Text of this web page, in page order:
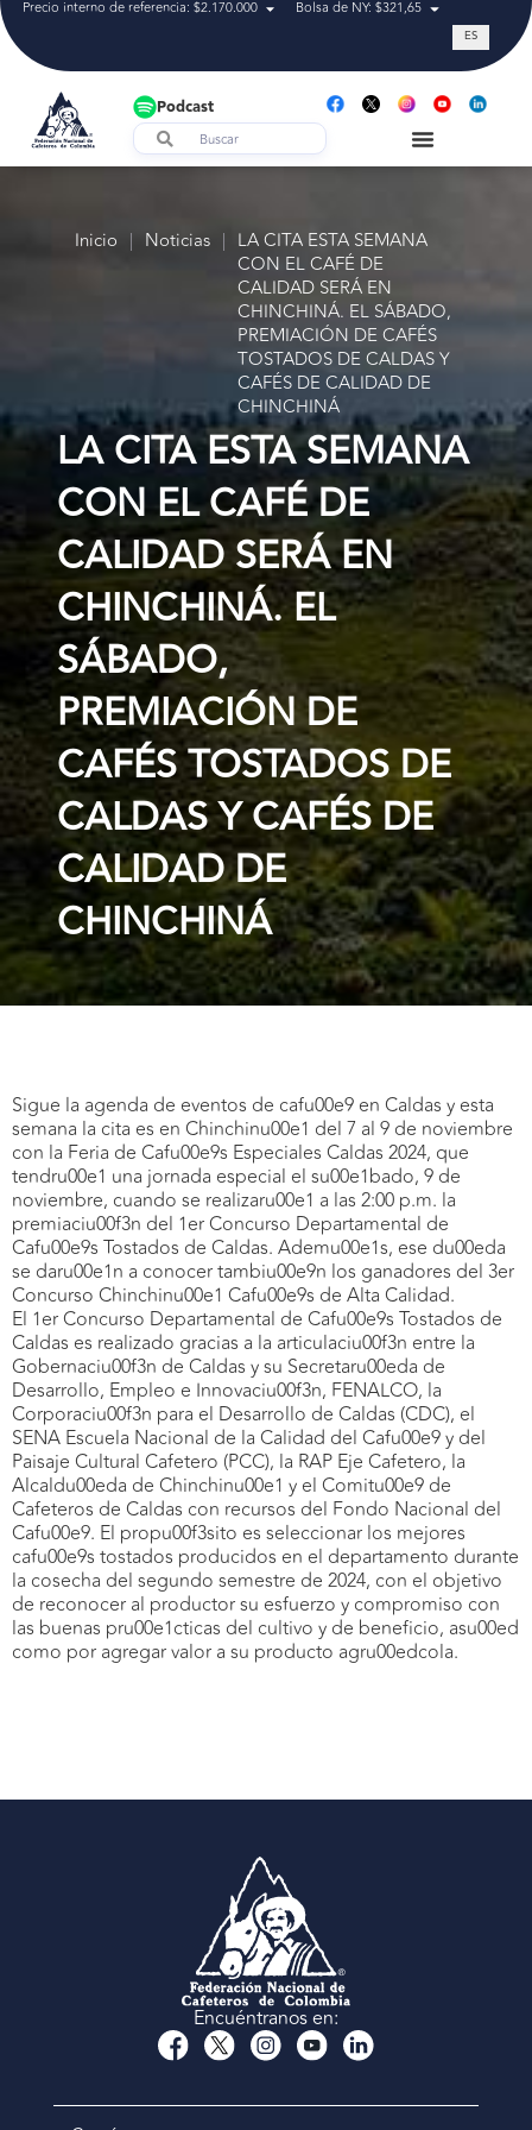
Precio interno de referencia: $2.170.000 Bolsa de NY: $321,65 Tasa de
ES
Podcast
Inicio | Noticias | LA CITA ESTA SEMANA
CON EL CAFÉ DE
CALIDAD SERÁ EN
CHINCHINÁ. EL SÁBADO,
PREMIACIÓN DE CAFÉS
TOSTADOS DE CALDAS Y
CAFÉS DE CALIDAD DE
CHINCHINÁ
LA CITA ESTA SEMANA
CON EL CAFÉ DE
CALIDAD SERÁ EN
CHINCHINÁ. EL
SÁBADO,
PREMIACIÓN DE
CAFÉS TOSTADOS DE
CALDAS Y CAFÉS DE
CALIDAD DE
CHINCHINÁ
Sigue la agenda de eventos de cafu00e9 en Caldas y esta
semana la cita es en Chinchinu00e1 del 7 al 9 de noviembre
con la Feria de Cafu00e9s Especiales Caldas 2024, que
tendru00e1 una jornada especial el su00e1bado, 9 de
noviembre, cuando se realizaru00e1 a las 2:00 p.m. la
premiaciu00f3n del 1er Concurso Departamental de
Cafu00e9s Tostados de Caldas. Ademu00e1s, ese du00eda
se daru00e1n a conocer tambiu00e9n los ganadores del 3er
Concurso Chinchinu00e1 Cafu00e9s de Alta Calidad.
El 1er Concurso Departamental de Cafu00e9s Tostados de
Caldas es realizado gracias a la articulaciu00f3n entre la
Gobernaciu00f3n de Caldas y su Secretaru00eda de
Desarrollo, Empleo e Innovaciu00f3n, FENALCO, la
Corporaciu00f3n para el Desarrollo de Caldas (CDC), el
SENA Escuela Nacional de la Calidad del Cafu00e9 y del
Paisaje Cultural Cafetero (PCC), la RAP Eje Cafetero, la
Alcaldu00eda de Chinchinu00e1 y el Comitu00e9 de
Cafeteros de Caldas con recursos del Fondo Nacional del
Cafu00e9. El propu00f3sito es seleccionar los mejores
cafu00e9s tostados producidos en el departamento durante
la cosecha del segundo semestre de 2024, con el objetivo
de reconocer al productor su esfuerzo y compromiso con
las buenas pru00e1cticas del cultivo y de beneficio, asu00ed
como por agregar valor a su producto agru00edcola.
Encuéntranos en: